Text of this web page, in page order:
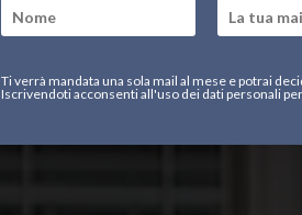
Ti verrà mandata una sola mail al mese e potrai
Iscrivendoti acconsenti all'uso dei dati personali